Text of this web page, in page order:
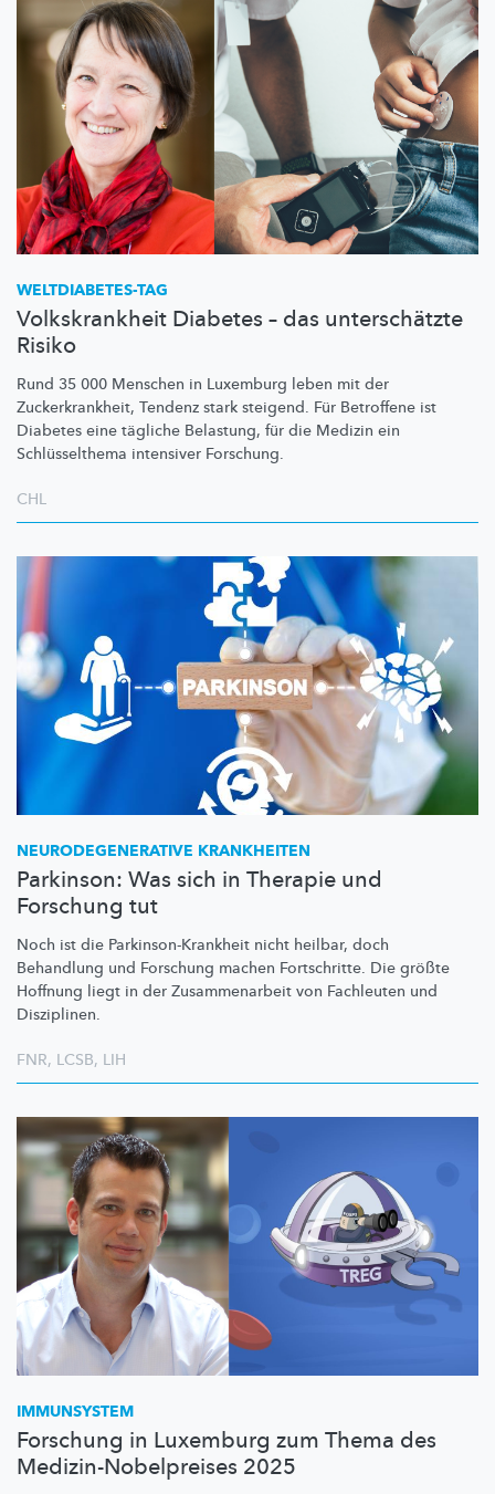
WELTDIABETES-TAG
Volkskrankheit Diabetes – das unterschätzte
Risiko
Rund 35 000 Menschen in Luxemburg leben mit der
Zuckerkrankheit, Tendenz stark steigend. Für Betroffene ist
Diabetes eine tägliche Belastung, für die Medizin ein
Schlüsselthema intensiver Forschung.
CHL
NEURODEGENERATIVE KRANKHEITEN
Parkinson: Was sich in Therapie und
Forschung tut
Noch ist die Parkinson-Krankheit nicht heilbar, doch
Behandlung und Forschung machen Fortschritte. Die größte
Hoffnung liegt in der Zusammenarbeit von Fachleuten und
Disziplinen.
FNR, LCSB, LIH
IMMUNSYSTEM
Forschung in Luxemburg zum Thema des
Medizin-Nobelpreises 2025